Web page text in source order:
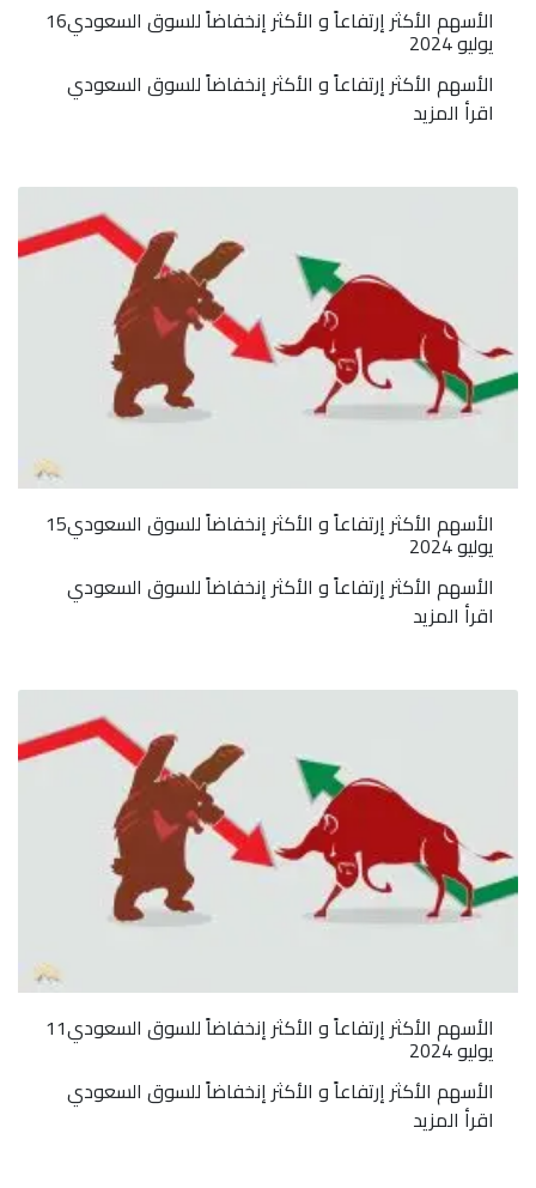
الأسهم الأكثر إرتفاعاً و الأكثر إنخفاضاً للسوق السعودي16
يوليو 2024
الأسهم الأكثر إرتفاعاً و الأكثر إنخفاضاً للسوق السعودي
اقرأ المزيد
الأسهم الأكثر إرتفاعاً و الأكثر إنخفاضاً للسوق السعودي15
يوليو 2024
الأسهم الأكثر إرتفاعاً و الأكثر إنخفاضاً للسوق السعودي
اقرأ المزيد
الأسهم الأكثر إرتفاعاً و الأكثر إنخفاضاً للسوق السعودي11
يوليو 2024
الأسهم الأكثر إرتفاعاً و الأكثر إنخفاضاً للسوق السعودي
اقرأ المزيد